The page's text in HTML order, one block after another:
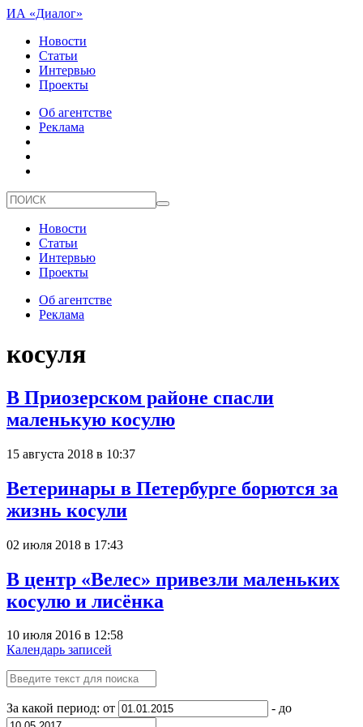
ИА «Диалог»
Новости
Статьи
Интервью
Проекты
Об агентстве
Реклама
Новости
Статьи
Интервью
Проекты
Об агентстве
Реклама
косуля
В Приозерском районе спасли
маленькую косулю
15 августа 2018 в 10:37
Ветеринары в Петербурге борются за
жизнь косули
02 июля 2018 в 17:43
В центр «Велес» привезли маленьких
косулю и лисёнка
10 июля 2016 в 12:58
Календарь записей
За какой период: от - до